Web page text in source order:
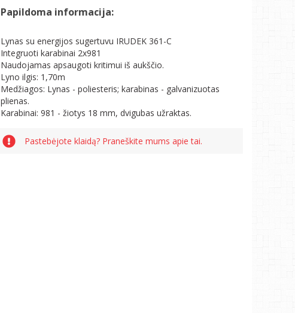
Papildoma informacija:
Lynas su energijos sugertuvu IRUDEK 361-C
Integruoti karabinai 2x981
Naudojamas apsaugoti kritimui iš aukščio.
Lyno ilgis: 1,70m
Medžiagos: Lynas - poliesteris; karabinas - galvanizuotas
plienas.
Karabinai: 981 - žiotys 18 mm, dvigubas užraktas.
Pastebėjote klaidą? Praneškite mums apie tai.